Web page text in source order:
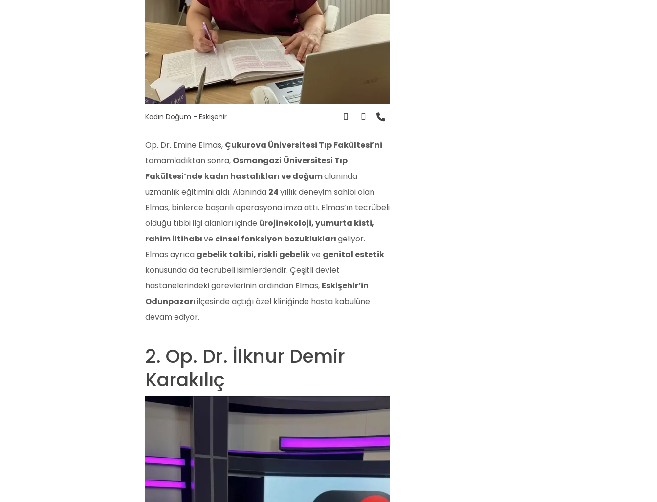
Kadın Doğum - Eskişehir
Op. Dr. Emine Elmas, Çukurova Üniversitesi Tıp Fakültesi’ni
tamamladıktan sonra, Osmangazi Üniversitesi Tıp
Fakültesi’nde kadın hastalıkları ve doğumalanında
uzmanlık eğitimini aldı. Alanında 24yıllık deneyim sahibi olan
Elmas, binlerce başarılı operasyona imza attı. Elmas’ın tecrübeli
olduğu tıbbi ilgi alanları içinde ürojinekoloji, yumurta kisti,
rahim iltihabıve cinsel fonksiyon bozukluklarıgeliyor.
Elmas ayrıca gebelik takibi, riskli gebelikve genital estetik
konusunda da tecrübeli isimlerdendir. Çeşitli devlet
hastanelerindeki görevlerinin ardından Elmas, Eskişehir’in
Odunpazarıilçesinde açtığı özel kliniğinde hasta kabulüne
devam ediyor.
2. Op. Dr. İlknur Demir
Karakılıç